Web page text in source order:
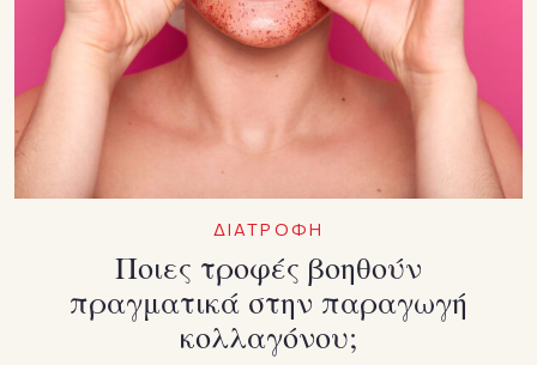
ΔΙΑΤΡΟΦΗ
Ποιες τροφές βοηθούν
πραγματικά στην παραγωγή
κολλαγόνου;